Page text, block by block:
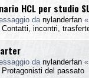
HCL per studio
da nylanderfan «
Contatti, incontri,
da nylanderfan «
Protagonisti del passato